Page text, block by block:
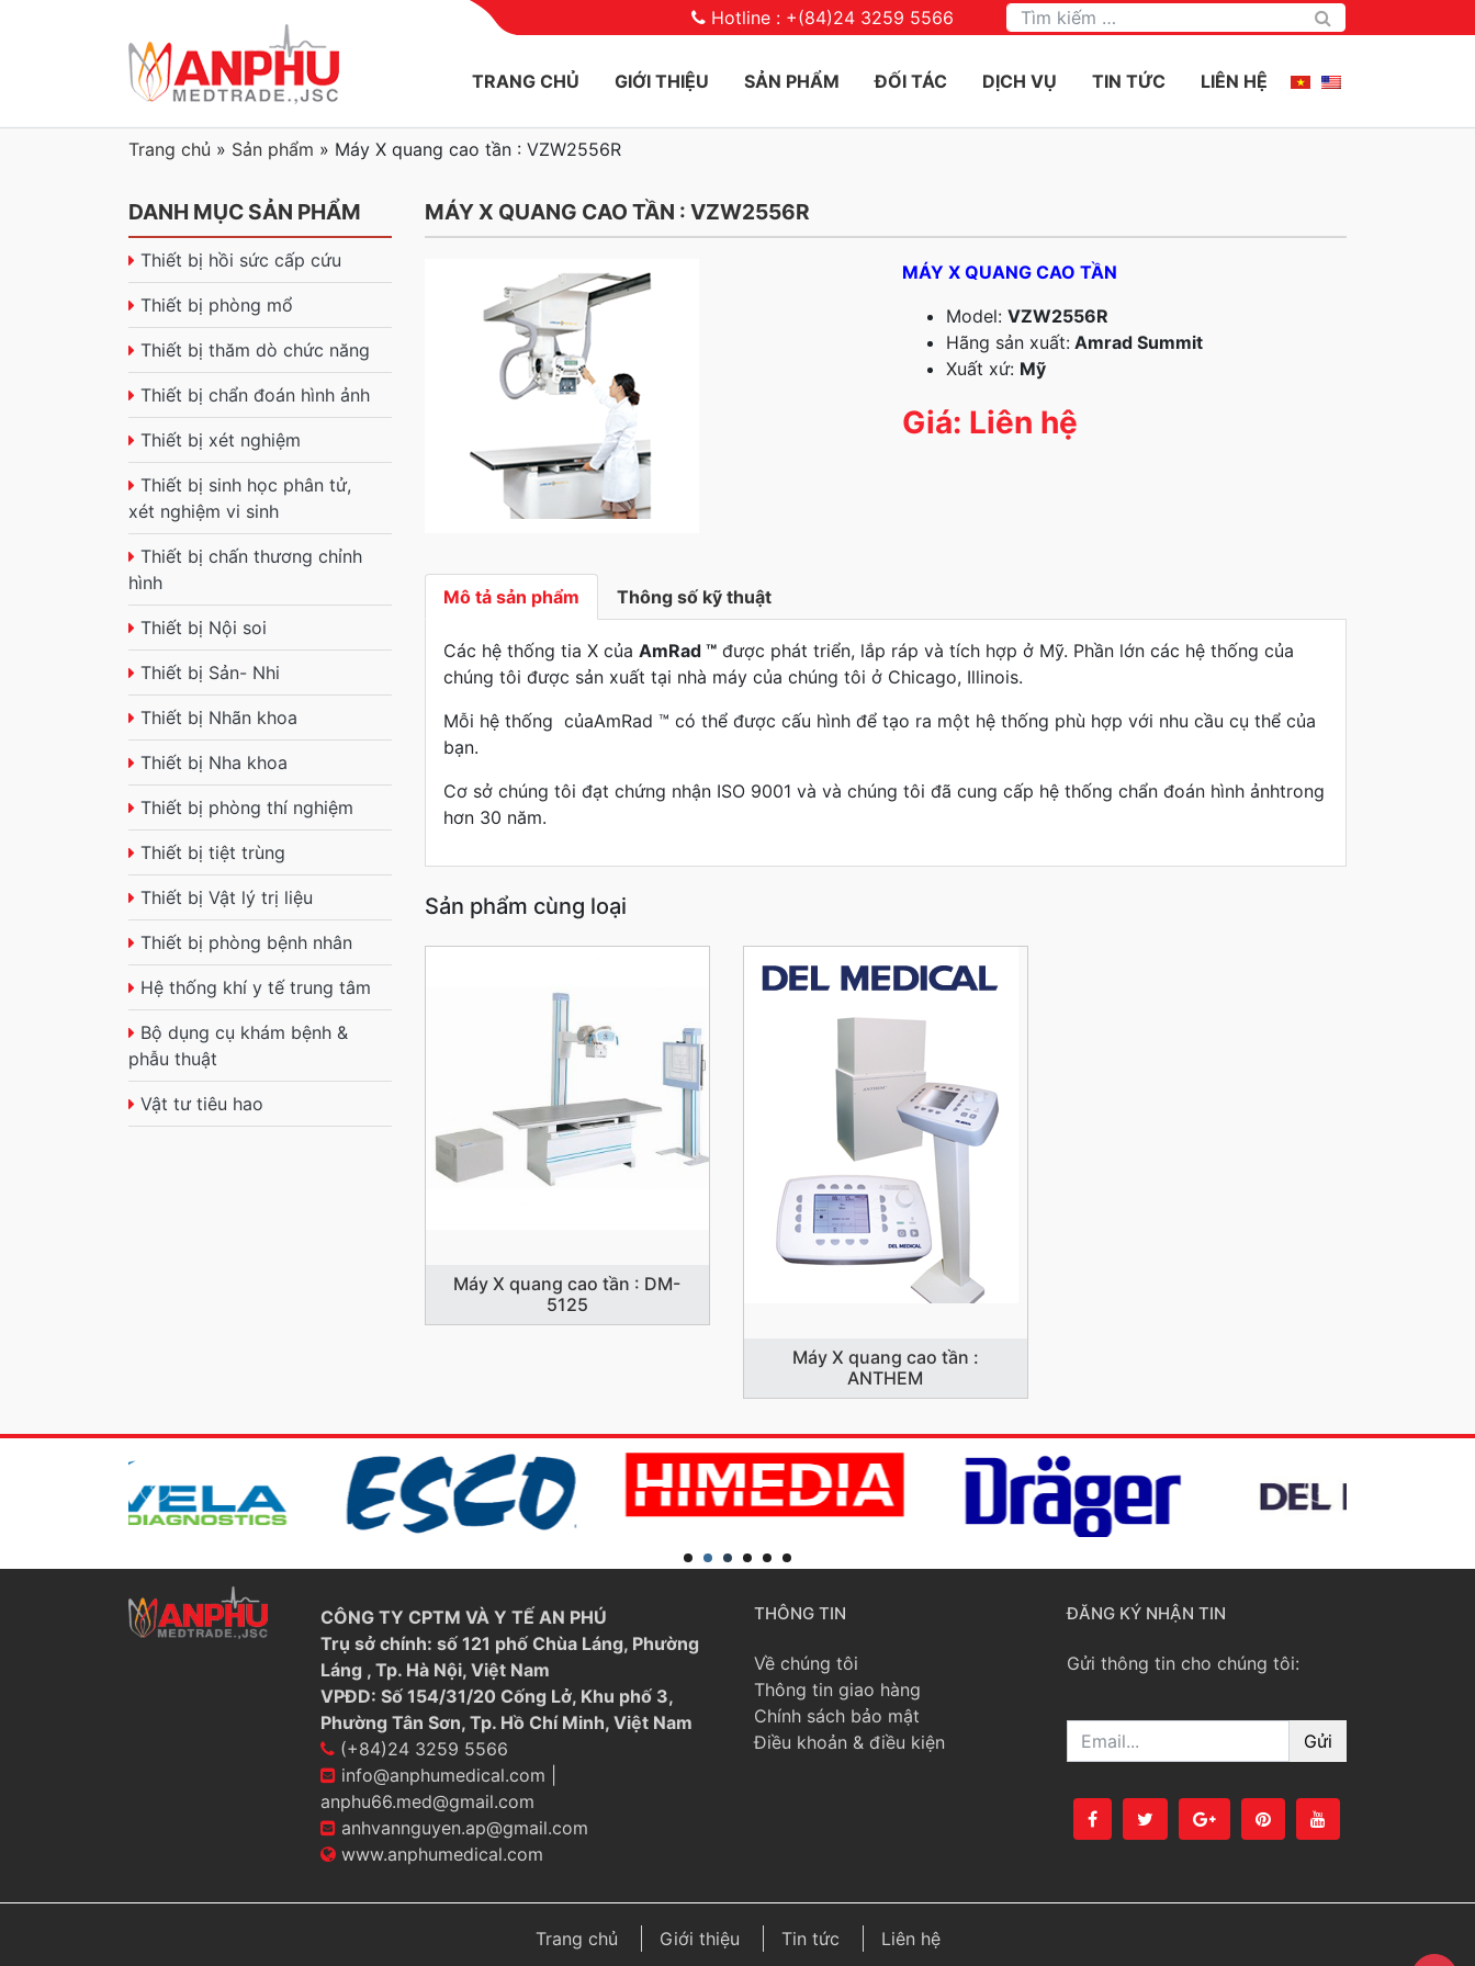
Hotline : +(84)24 3259 5566 Tìm kiếm
TRANG CHỦ GIỚI THIỆU SẢN PHẨM ĐỐI TÁC DỊCH VỤ TIN TỨC LIÊN HỆ
Trang chủ » Sản phẩm » Máy X quang cao tần : VZW2556R
MÁY X QUANG CAO TẦN : VZW2556R
MÁY X QUANG CAO TẦN
Model: VZW2556R
Hãng sản xuất: Amrad Summit
Xuất xứ: Mỹ
Giá: Liên hệ
Mô tả sản phẩm Thông số kỹ thuật
Các hệ thống tia X của AmRad ™ được phát triển, lắp ráp và tích hợp ở Mỹ. Phần lớn các hệ thống của
chúng tôi được sản xuất tại nhà máy của chúng tôi ở Chicago, Illinois.
Mỗi hệ thống củaAmRad ™ có thể được cấu hình để tạo ra một hệ thống phù hợp với nhu cầu cụ thể của
bạn.
Cơ sở chúng tôi đạt chứng nhận ISO 9001 và và chúng tôi đã cung cấp hệ thống chẩn đoán hình ảnhtrong
hơn 30 năm.
Sản phẩm cùng loại
Máy X quang cao tần : DM-
5125
Máy X quang cao tần :
ANTHEM
DANH MỤC SẢN PHẨM
Thiết bị hồi sức cấp cứu
Thiết bị phòng mổ
Thiết bị thăm dò chức năng
Thiết bị chẩn đoán hình ảnh
Thiết bị xét nghiệm
Thiết bị sinh học phân tử,
xét nghiệm vi sinh
Thiết bị chấn thương chỉnh
hình
Thiết bị Nội soi
Thiết bị Sản- Nhi
Thiết bị Nhãn khoa
Thiết bị Nha khoa
Thiết bị phòng thí nghiệm
Thiết bị tiệt trùng
Thiết bị Vật lý trị liệu
Thiết bị phòng bệnh nhân
Hệ thống khí y tế trung tâm
Bộ dụng cụ khám bệnh &
phẫu thuật
Vật tư tiêu hao
CÔNG TY CPTM VÀ Y TẾ AN PHÚ
Trụ sở chính: số 121 phố Chùa Láng, Phường
Láng , Tp. Hà Nội, Việt Nam
VPĐD: Số 154/31/20 Cống Lở, Khu phố 3,
Phường Tân Sơn, Tp. Hồ Chí Minh, Việt Nam
(+84)24 3259 5566
info@anphumedical.com
anphu66.med@gmail.com
anhvannguyen.ap@gmail.com
www.anphumedical.com
THÔNG TIN
Về chúng tôi
Thông tin giao hàng
Chính sách bảo mật
Điều khoản & điều kiện
ĐĂNG KÝ NHẬN TIN
Gửi thông tin cho chúng tôi:
Email
Trang chủ Giới thiệu Tin tức Liên hệ